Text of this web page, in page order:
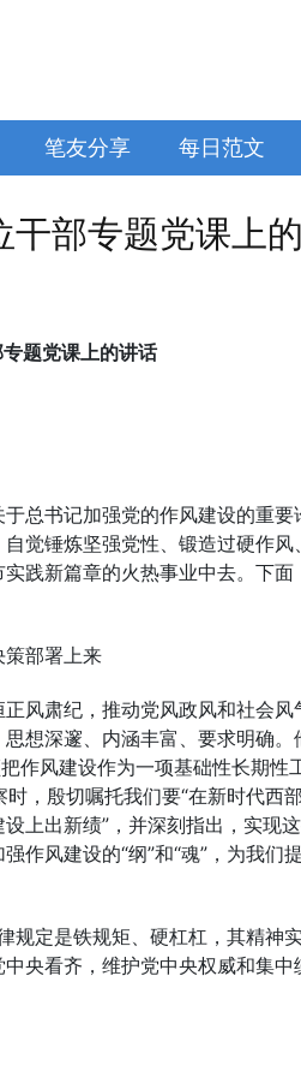
笔友分享 每日范文
部专题党课上
题党课上的讲话
总书记加强党的作风建设的重要
觉锤炼坚强党性、锻造过硬作风
践新篇章的火热事业中去。下面
策部署上来
正风肃纪，推动党风政风和社会风
想深邃、内涵丰富、要求明确。
作风建设作为一项基础性长期性
，殷切嘱托我们要“在新时代西
上出新绩”，并深刻指出，实现
作风建设的“纲”和“魂”，为我们
规定是铁规矩、硬杠杠，其精神
央看齐，维护党中央权威和集中